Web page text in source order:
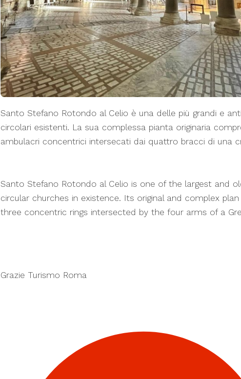
Santo Stefano Rotondo al Celio è una delle più grandi e
circolari esistenti. La sua complessa pianta originaria
ambulacri concentrici intersecati dai quattro bracci di una
Santo Stefano Rotondo al Celio is one of the largest and
circular churches in existence. Its original and complex plan
three concentric rings intersected by the four arms of a
Grazie Turismo Roma